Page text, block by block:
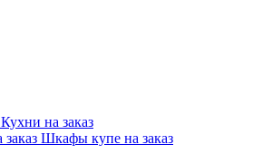
Кухни на заказ
Шкафы купе на заказ